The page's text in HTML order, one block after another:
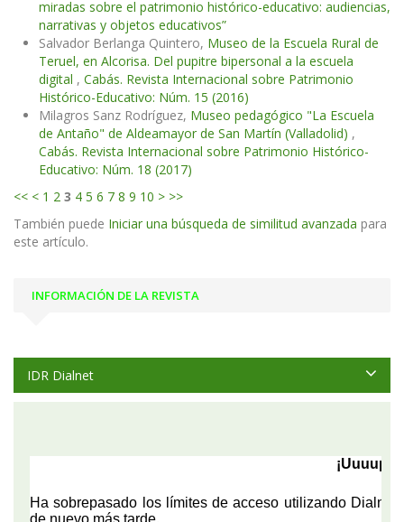
miradas sobre el patrimonio histórico-educativo: audiencias,
narrativas y objetos educativos”
Salvador Berlanga Quintero, Museo de la Escuela Rural de
Teruel, en Alcorisa. Del pupitre bipersonal a la escuela
digital , Cabás. Revista Internacional sobre Patrimonio
Histórico-Educativo: Núm. 15 (2016)
Milagros Sanz Rodríguez, Museo pedagógico "La Escuela
de Antaño" de Aldeamayor de San Martín (Valladolid) ,
Cabás. Revista Internacional sobre Patrimonio Histórico-
Educativo: Núm. 18 (2017)
<< < 1 2 3 4 5 6 7 8 9 10 > >>
También puede Iniciar una búsqueda de similitud avanzada para
este artículo.
INFORMACIÓN DE LA REVISTA
IDR Dialnet